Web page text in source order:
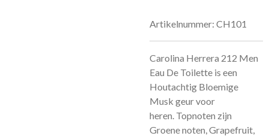
Artikelnummer: CH101
Carolina Herrera 212 Men
Eau De Toilette is een
Houtachtig Bloemige
Musk geur voor
heren. Topnoten zijn
Groene noten, Grapefruit,